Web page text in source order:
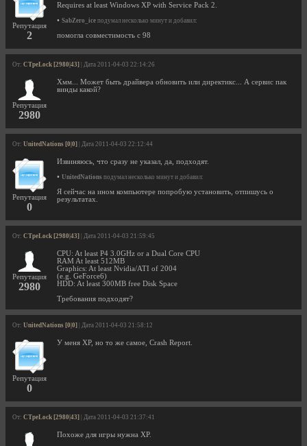
Репутация
2
Requires at least Windows XP with Service Pack 2.
• SabZero_ice подумал несколько минут и добавил:
помогла совместимость с 98
От: CTpeLock [2980|43] | Дата 2011-04-03 22:14:26
Репутация
2980
Хмм... Может быть драйвера обновить или директикс... А сервис пак
винды какой?
От: UnitedNations [0|0] | Дата 2011-04-03 22:12:44
Репутация
0
Извиняюсь, что сразу не указал, да, подходят.
• UnitedNations подумал несколько минут и добавил:
Я сейчас на ином компьютере попробую установить, отпишусь о
результатах.
От: CTpeLock [2980|43] | Дата 2011-04-03 21:59:45
Репутация
2980
CPU: At least P4 3.0GHz or a Dual Core CPU
RAM At least 512MB
Graphics: At least Nvidia/ATI of 2004
(e.g. GeForce6)
HDD: At least 300MB free Disk Space
Требования подходят?
От: UnitedNations [0|0] | Дата 2011-04-03 21:58:12
Репутация
0
У меня XP, но то же самое, Crash Report.
От: CTpeLock [2980|43] | Дата 2011-04-03 21:37:41
Похоже для игры нужна XP.